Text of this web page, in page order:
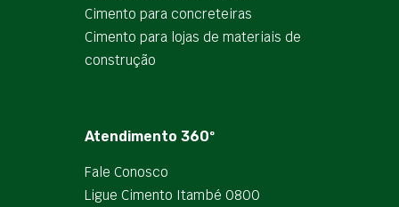
Cimento para concreteiras
Cimento para lojas de materiais de
construção
Atendimento 360º
Fale Conosco
Ligue Cimento Itambé 0800